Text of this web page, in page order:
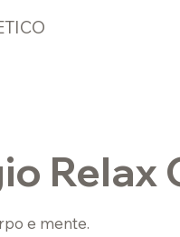
Relax
e mente.